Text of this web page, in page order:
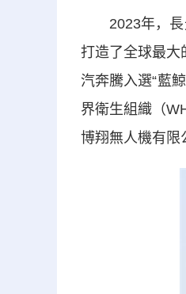
2023年，長光
打造了全球最大
汽奔騰入選“藍
界衛生組織（
博翔無人機有限